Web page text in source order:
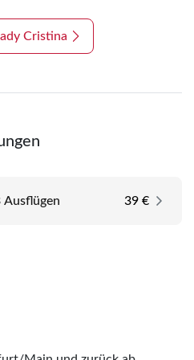
Cristina
Ausflügen 39 €